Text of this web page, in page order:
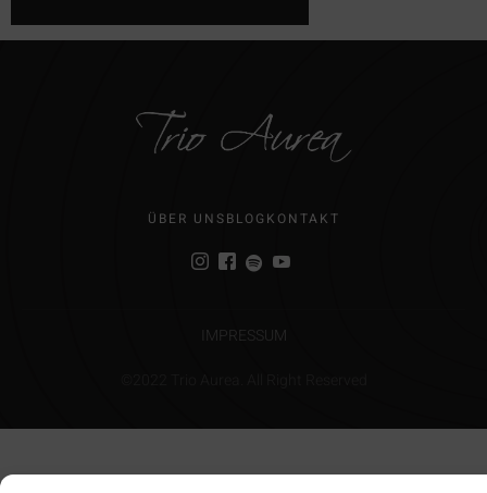
ÜBER UNSBLOG KONTAKT
IMPRESSUM